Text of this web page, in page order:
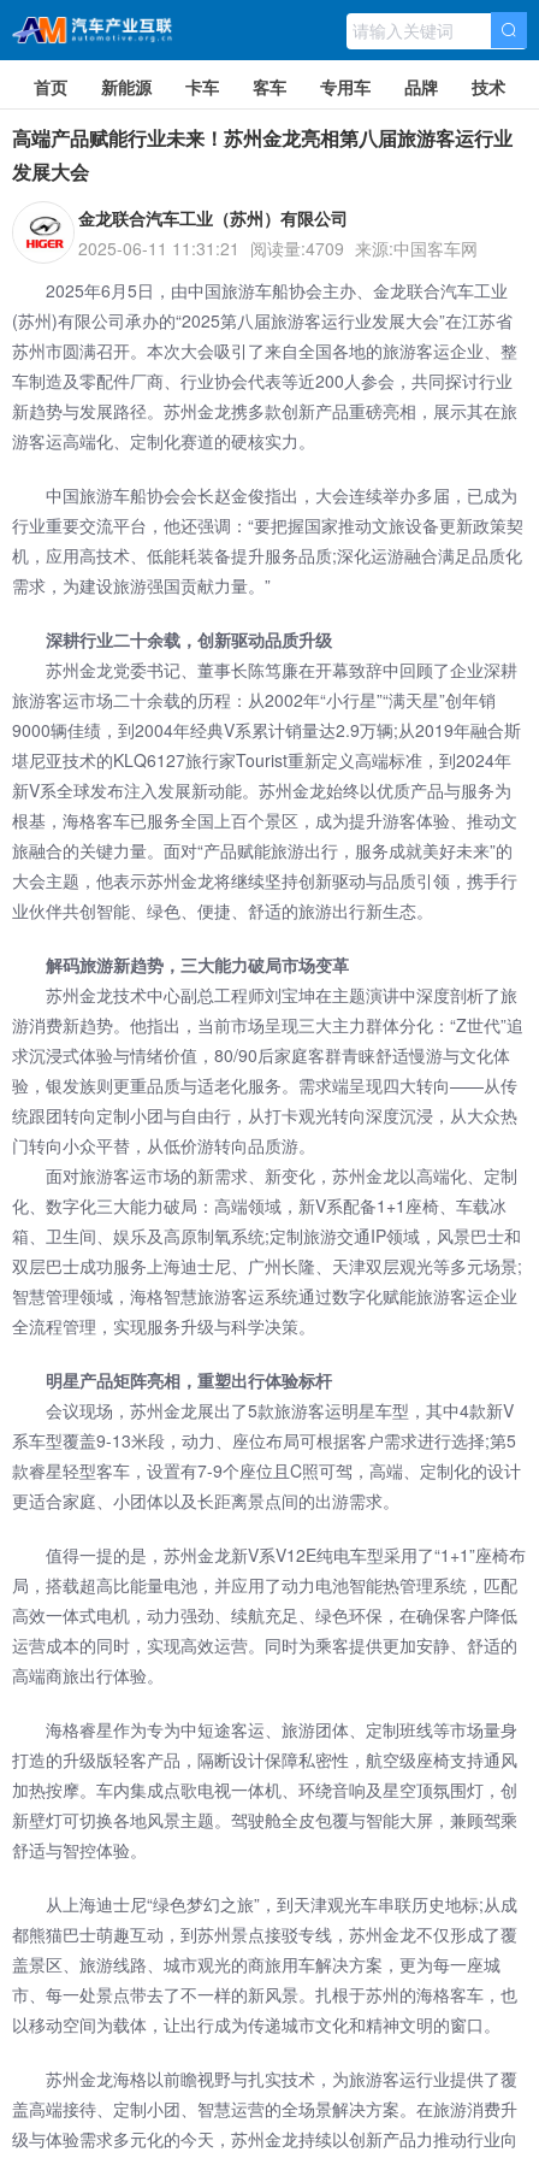
首页 新能源 卡车 客车 专用车 品牌 技术
高端产品赋能行业未来！苏州金龙亮相第八届旅游客运行业
发展大会
金龙联合汽车工业（苏州）有限公司
2025-06-11 11:31:21
阅读量:4709 来源:中国客车网
2025年6月5日，由中国旅游车船协会主办、金龙联合汽车工业
(苏州)有限公司承办的“2025第八届旅游客运行业发展大会”在江苏省
苏州市圆满召开。本次大会吸引了来自全国各地的旅游客运企业、整
车制造及零配件厂商、行业协会代表等近200人参会，共同探讨行业
新趋势与发展路径。苏州金龙携多款创新产品重磅亮相，展示其在旅
游客运高端化、定制化赛道的硬核实力。
中国旅游车船协会会长赵金俊指出，大会连续举办多届，已成为
行业重要交流平台，他还强调：“要把握国家推动文旅设备更新政策契
机，应用高技术、低能耗装备提升服务品质;深化运游融合满足品质化
需求，为建设旅游强国贡献力量。”
深耕行业二十余载，创新驱动品质升级
苏州金龙党委书记、董事长陈笃廉在开幕致辞中回顾了企业深耕
旅游客运市场二十余载的历程：从2002年“小行星”“满天星”创年销
9000辆佳绩，到2004年经典V系累计销量达2.9万辆;从2019年融合斯
堪尼亚技术的KLQ6127旅行家Tourist重新定义高端标准，到2024年
新V系全球发布注入发展新动能。苏州金龙始终以优质产品与服务为
根基， 海格客车已服务全国上百个景区，成为提升游客体验、推动文
旅融合的关键力量。面对“产品赋能旅游出行，服务成就美好未来”的
大会主题，他表示苏州金龙将继续坚持创新驱动与品质引领，携手行
业伙伴共创智能、绿色、便捷、舒适的旅游出行新生态。
解码旅游新趋势，三大能力破局市场变革
苏州金龙技术中心副总工程师刘宝坤在主题演讲中深度剖析了旅
游消费新趋势。他指出，当前市场呈现三大主力群体分化：“Z世代”追
求沉浸式体验与情绪价值，80/90后家庭客群青睐舒适慢游与文化体
验，银发族则更重品质与适老化服务。需求端呈现四大转向——从传
统跟团转向定制小团与自由行，从打卡观光转向深度沉浸，从大众热
门转向小众平替，从低价游转向品质游。
面对旅游客运市场的新需求、新变化，苏州金龙以高端化、定制
化、数字化三大能力破局：高端领域，新V系配备1+1座椅、车载冰
箱、卫生间、娱乐及高原制氧系统;定制旅游交通IP领域，风景巴士和
双层巴士成功服务上海迪士尼、广州长隆、天津双层观光等多元场景;
智慧管理领域，海格智慧旅游客运系统通过数字化赋能旅游客运企业
全流程管理，实现服务升级与科学决策。
明星产品矩阵亮相，重塑出行体验标杆
会议现场，苏州金龙展出了5款旅游客运明星车型，其中4款新V
系车型覆盖9-13米段，动力、座位布局可根据客户需求进行选择;第5
款睿星轻型客车，设置有7-9个座位且C照可驾，高端、定制化的设计
更适合家庭、小团体以及长距离景点间的出游需求。
值得一提的是，苏州金龙新V系V12E纯电车型采用了“1+1”座椅布
局，搭载超高比能量电池，并应用了动力电池智能热管理系统，匹配
高效一体式电机，动力强劲、续航充足、绿色环保，在确保客户降低
运营成本的同时，实现高效运营。同时为乘客提供更加安静、舒适的
高端商旅出行体验。
海格睿星作为专为中短途客运、旅游团体、定制班线等市场量身
打造的升级版轻客产品，隔断设计保障私密性，航空级座椅支持通风
加热按摩。车内集成点歌电视一体机、环绕音响及星空顶氛围灯，创
新壁灯可切换各地风景主题。驾驶舱全皮包覆与智能大屏，兼顾驾乘
舒适与智控体验。
从上海迪士尼“绿色梦幻之旅”，到天津观光车串联历史地标;从成
都熊猫巴士萌趣互动，到苏州景点接驳专线，苏州金龙不仅形成了覆
盖景区、旅游线路、城市观光的商旅用车解决方案，更为每一座城
市、每一处景点带去了不一样的新风景。扎根于苏州的海格客车，也
以移动空间为载体，让出行成为传递城市文化和精神文明的窗口。
苏州金龙海格以前瞻视野与扎实技术，为旅游客运行业提供了覆
盖高端接待、定制小团、智慧运营的全场景解决方案。在旅游消费升
级与体验需求多元化的今天，苏州金龙持续以创新产品力推动行业向